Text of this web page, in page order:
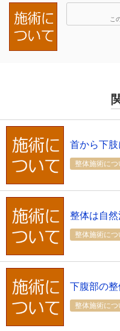
こ
首から下
整体施術につ
整体は自
整体施術につ
下腹部の
整体施術につ